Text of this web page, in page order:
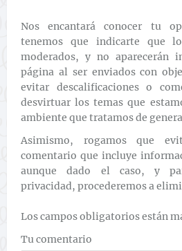
Nos encantará conocer tu
tenemos que indicarte que
moderados, y no aparecerán
página al ser enviados con
evitar descalificaciones o
desvirtuar los temas que
ambiente que tratamos de
Asimismo, rogamos que
comentario que incluye
aunque dado el caso, y
privacidad, procederemos a
Los campos obligatorios están
Tu comentario